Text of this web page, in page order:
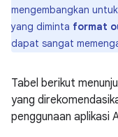
mengembangkan
yang diminta format
dapat sangat
Tabel berikut
yang
penggunaan aplikasi